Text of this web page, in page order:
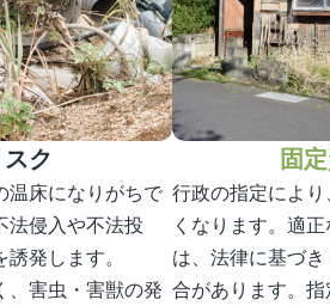
ク
温床になりがちで
法侵入や不法投
発します。
、害虫・害獣の発
固
行政の指定によ
くなります。適
は、法律に基づ
合があります。指